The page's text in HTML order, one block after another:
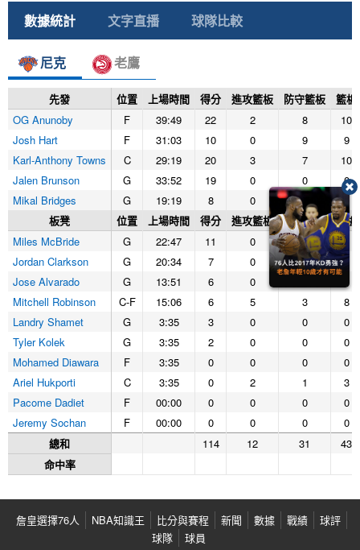
數據統計 文字直播 球隊比較
尼克 老鷹
先發 位置 上場時間 得分 進攻籃板 防守籃板
籃板
OG Anunoby
F 39:49 22 2 8
10
Josh Hart
F 31:03 10 0 9
9
Karl-Anthony Towns
C 29:19 20 3 7
10
Jalen Brunson
G 33:52 19 0 0
0
Mikal Bridges
G 19:19 8 0 2
2
板凳
位置 上場時間 得分 進攻籃板 防守籃板
籃板
Miles McBride
G 22:47 11 0 0
0
Jordan Clarkson
G 20:34 7 0 0
0
Jose Alvarado
G 13:51 6 0
1
Mitchell Robinson
C-F 15:06 6 5 3
8
Landry Shamet
G 3:35 3 0 0
0
Tyler Kolek
G 3:35 2 0 0
0
Mohamed Diawara
F 3:35 0 0 0
0
Ariel Hukporti
C 3:35 0 2 1
3
Pacome Dadiet
F 00:00 0 0 0
0
Jeremy Sochan
F 00:00 0 0 0
0
總和
114 12 31
43
命中率
詹皇選擇76人 NBA知識王 比分與賽程 新聞 數據 戰績
球評
球隊
球員